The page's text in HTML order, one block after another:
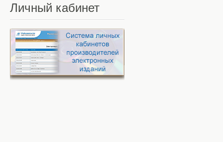
Личный кабинет